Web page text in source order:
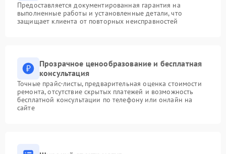
Предоставляется документированная гарантия на
выполненные работы и установленные детали, что
защищает клиента от повторных неисправностей
Прозрачное ценообразование и бесплатная
консультация
Точные прайс-листы, предварительная оценка стоимости
ремонта, отсутствие скрытых платежей и возможность
бесплатной консультации по телефону или онлайн на
сайте